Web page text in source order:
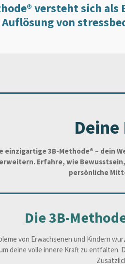
® versteht sich als
Auflösung von
einzigartige 3B-Methode® – dein
Erfahre, wie Bewusstsein,
persönliche
Die 3B-
von Erwachsenen und Kindern
deine volle innere Kraft zu